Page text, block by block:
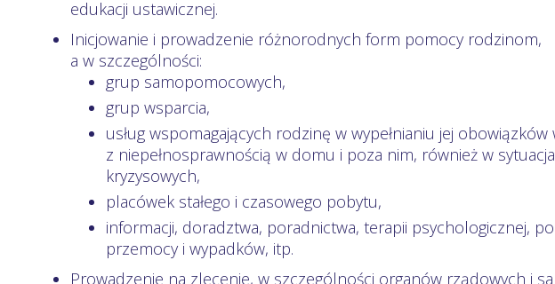
edukacji ustawicznej.
Inicjowanie i prowadzenie różnorodnych form pomocy rodzinom,
a w szczególności:
grup samopomocowych,
grup wsparcia,
usług wspomagających rodzinę w wypełnianiu jej
z niepełnosprawnością w domu i poza nim, również w
kryzysowych,
placówek stałego i czasowego pobytu,
informacji, doradztwa, poradnictwa, terapii psychologicznej,
przemocy i wypadków, itp.
Prowadzenie na zlecenie, w szczególności organów rządowych i